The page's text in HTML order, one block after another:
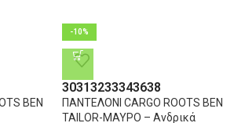
BEN
-10%
30313233343638
ΠΑΝΤΕΛΟΝΙ CARGO ROOTS BEN
TAILOR-ΜΑΥΡΟ – Ανδρικά